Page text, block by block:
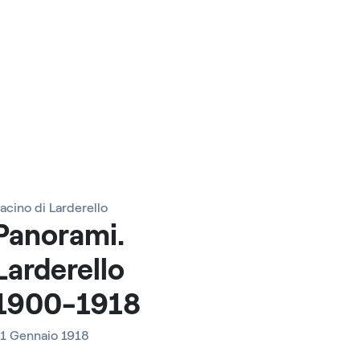
di Larderello
1918
Gennaio 1918